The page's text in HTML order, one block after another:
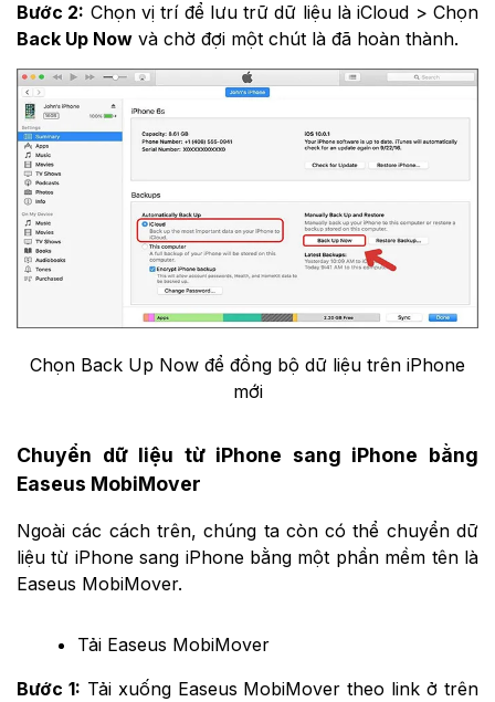
Bước 2: Chọn vị trí để lưu trữ dữ liệu là iCloud > Chọn
Back Up Now và chờ đợi một chút là đã hoàn thành.
Chọn Back Up Now để đồng bộ dữ liệu trên iPhone
mới
Chuyển dữ liệu từ iPhone sang iPhone bằng
Easeus MobiMover
Ngoài các cách trên, chúng ta còn có thể chuyển dữ
liệu từ iPhone sang iPhone bằng một phần mềm tên là
Easeus MobiMover.
Tải Easeus MobiMover
Bước 1: Tải xuống Easeus MobiMover theo link ở trên